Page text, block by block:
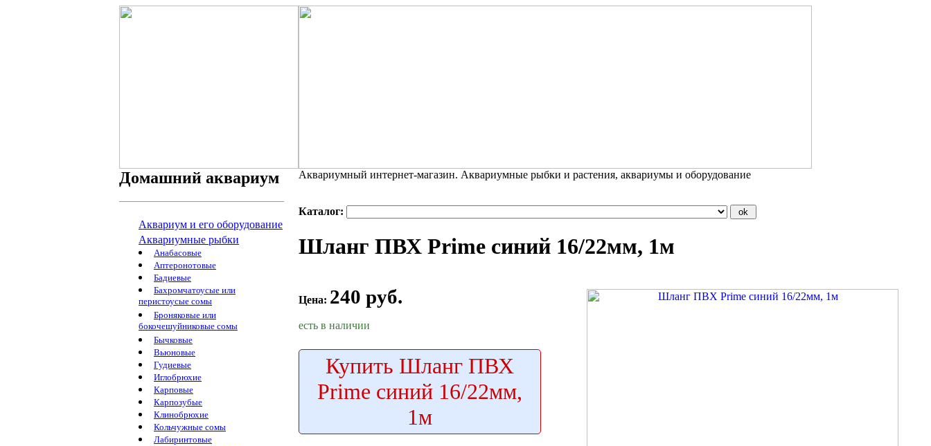
Домашний аквариум
Аквариум и его оборудование
Аквариумные рыбки
Анабасовые
Аптеронотовые
Бадиевые
Бахромчатоусые или
перистоусые сомы
Броняковые или
бокочешуйниковые сомы
Бычковые
Вьюновые
Гудиевые
Иглобрюхие
Карповые
Карпозубые
Клинобрюхие
Кольчужные сомы
Лабиринтовые
Аквариумный интернет-магазин. Аквариумные рыбки и растения, аквариумы и оборудование
Каталог:
Шланг ПВХ Prime синий 16/22мм, 1м
Цена: 240 руб.
есть в наличии
Купить Шланг ПВХ
Prime синий 16/22мм,
1м